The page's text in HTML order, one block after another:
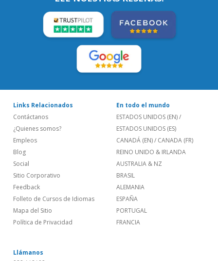
Links Relacionados
Contáctanos
¿Quienes somos?
Empleos
Blog
Social
Sitio Corporativo
Feedback
Folleto de Cursos de Idiomas
Mapa del Sitio
Política de Privacidad
En todo el mundo
ESTADOS UNIDOS (EN)/
ESTADOS UNIDOS (ES)
CANADÁ (EN)/ CANADA (FR)
REINO UNIDO & IRLANDA
AUSTRALIA & NZ
BRASIL
ALEMANIA
ESPAÑA
PORTUGAL
FRANCIA
Llámanos